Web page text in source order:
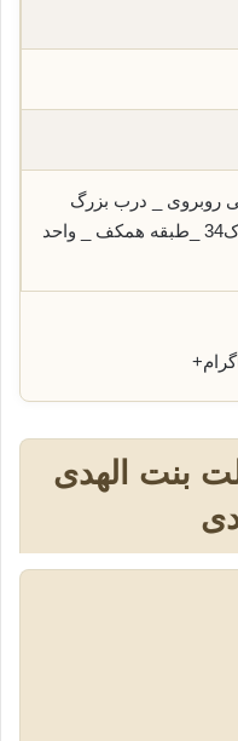
روبروی _ درب بزرگ
اورژانس شريعتی _ پلاک34 _طبقه همکف _ واحد
+
بنت الهدی